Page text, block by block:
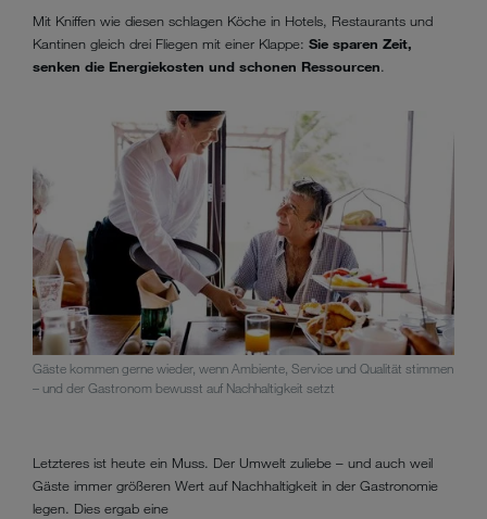
Mit Kniffen wie diesen schlagen Köche in Hotels, Restaurants und
Kantinen gleich drei Fliegen mit einer Klappe: Sie sparen Zeit,
senken die Energiekosten und schonen Ressourcen.
Gäste kommen gerne wieder, wenn Ambiente, Service und Qualität stimmen
– und der Gastronom bewusst auf Nachhaltigkeit setzt
Letzteres ist heute ein Muss. Der Umwelt zuliebe – und auch weil
Gäste immer größeren Wert auf Nachhaltigkeit in der Gastronomie
legen. Dies ergab eine